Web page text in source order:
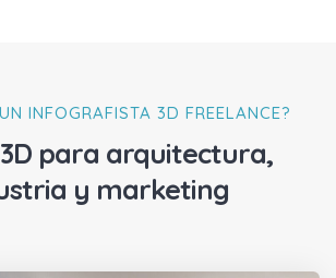
INFOGRAFISTA 3D FREELANCE?
para arquitectura,
y marketing